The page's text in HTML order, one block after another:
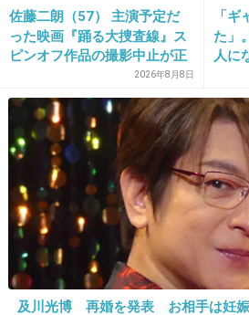
18. 匿名 2016/01/24(日) 12:53:03 ID:wkxNuV13iV
一人目、予定日の次の日自
もう臨月以上のお腹…
キツい…
何も出来ずストレスたまる
単体の妊娠は平和で良かった
毎日どうなるかって感じで息
佐藤二朗（57） 主演予定だ
った映画『踊る大捜査線』ス
ピンオフ作品の撮影中止が正
2026年8月8日
「
た」
人に
た
して
及川光博 再婚を発表 お相手は妊